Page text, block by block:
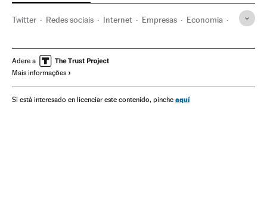
Twitter Redes sociais Internet Empresas Economia
Adere a
Mais informações
Si está interesado en licenciar este contenido, pinche aquí